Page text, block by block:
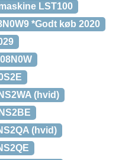
LST100
*Godt køb 2020
(hvid)
(hvid)